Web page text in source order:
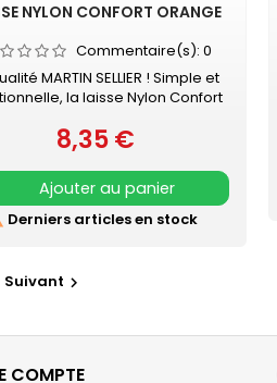
NYLON CONFORT ORANGE
Commentaire(s): 0
MARTIN SELLIER ! Simple et
la laisse Nylon Confort
en toute sécurité.
en nylon, robuste et résistante
renforcée pour plus de
Mousqueton laqué noir
également les COLLIERS
Prix
8,35 €
Ajouter au panier
Derniers articles en stock
Suivant 
COMPTE